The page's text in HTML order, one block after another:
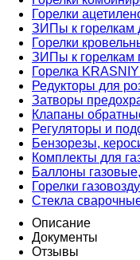
Горелки
ЗИПы к горелкам
Горелки
ЗИПы к горелкам
Горелка
Редукторы для
Затворы
Клапаны
Регуляторы и
Бензорезы,
Комплекты для
Баллоны
Горелки
Стекла
Описание
Документы
Отзывы